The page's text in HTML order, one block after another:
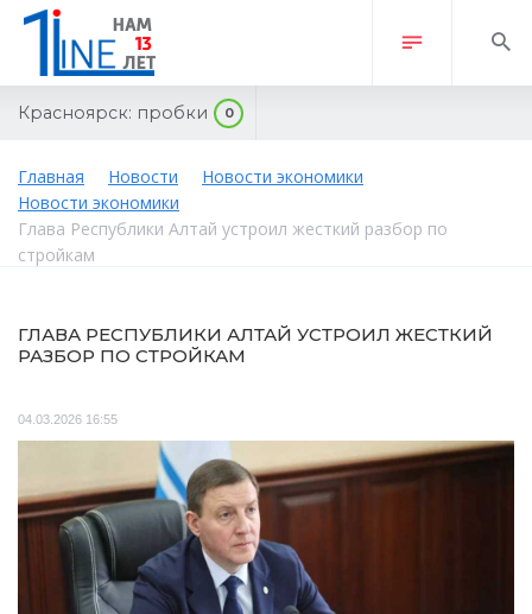
Красноярск: пробки 0
Главная Новости
Новости экономики
Новости экономики
Глава Республики Алтай устроил жесткий разбор по
стройкам
ГЛАВА РЕСПУБЛИКИ АЛТАЙ УСТРОИЛ ЖЕСТКИЙ
РАЗБОР ПО СТРОЙКАМ
04.03.2026 16:55